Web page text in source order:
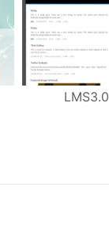
LMS3.0